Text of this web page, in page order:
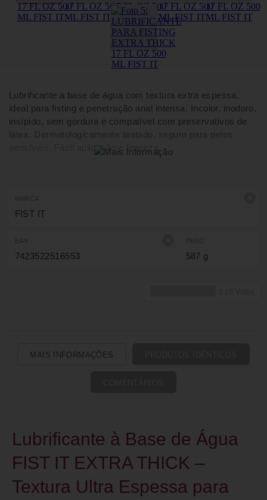
Lubrificante à base de água com textura extra espessa,
ideal para fisting e penetração anal intensa. Incolor, inodoro,
insípido, sem gordura e compatível com preservativos de
látex. Dermatologicamente testado, seguro para peles
sensíveis. Fácil aplicação e limpeza.
FIST IT
7423522516553 587 g
MAIS INFORMAÇÕES
Lubrificante à Base de Água
FIST IT EXTRA THICK –
Textura Ultra Espessa para